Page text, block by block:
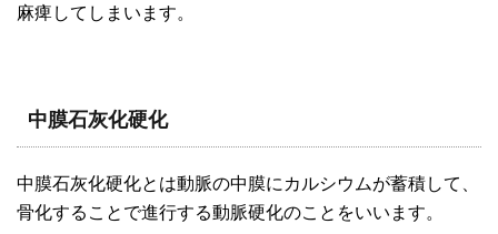
麻痺してしまいます。
中膜石灰化硬化
中膜石灰化硬化とは動脈の中膜にカルシウムが蓄積して、
骨化することで進行する動脈硬化のことをいいます。